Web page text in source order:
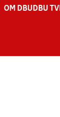
OM DBU DBU TV